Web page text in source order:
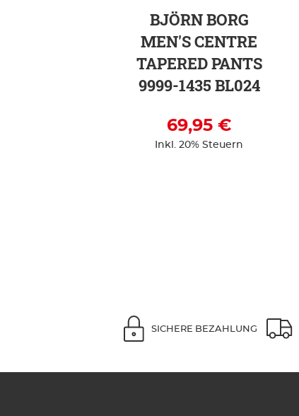
BJÖRN BORG
MEN'S CENTRE
TAPERED PANTS
9999-1435 BL024
69,95 €
Inkl. 20% Steuern
SICHERE BEZAHLUNG